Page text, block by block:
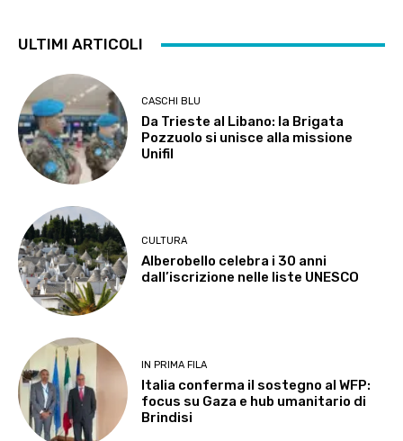
ULTIMI ARTICOLI
CASCHI BLU
Da Trieste al Libano: la Brigata
Pozzuolo si unisce alla missione
Unifil
CULTURA
Alberobello celebra i 30 anni
dall’iscrizione nelle liste UNESCO
IN PRIMA FILA
Italia conferma il sostegno al WFP:
focus su Gaza e hub umanitario di
Brindisi